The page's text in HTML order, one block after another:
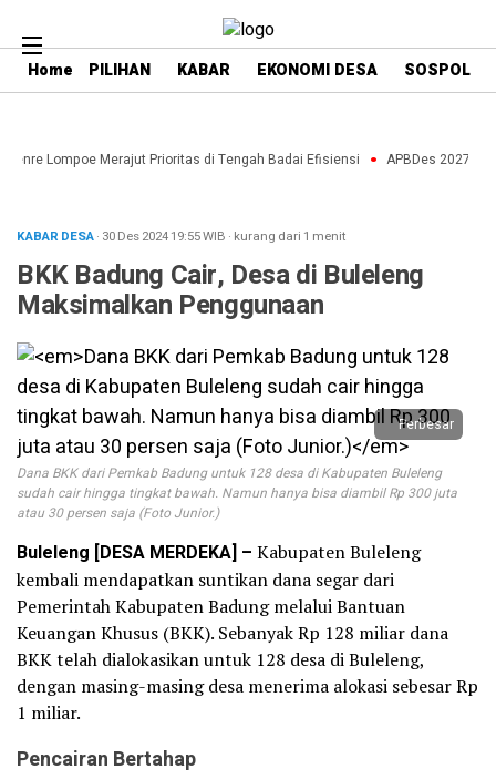
Home PILIHAN KABAR EKONOMI DESA SOSPOL
Lompoe Merajut Prioritas di Tengah Badai Efisiensi APBDes 2027:
KABAR DESA· 30 Des 202419:55WIB · kurang dari 1 menit
BKK Badung Cair, Desa di Buleleng
Maksimalkan Penggunaan
Perbesar
Dana BKK dari Pemkab Badung untuk 128 desa di Kabupaten Buleleng
sudah cair hingga tingkat bawah. Namun hanya bisa diambil Rp 300 juta
atau 30 persen saja (Foto Junior.)
Buleleng [DESA MERDEKA] – Kabupaten Buleleng
kembali mendapatkan suntikan dana segar dari
Pemerintah Kabupaten Badung melalui Bantuan
Keuangan Khusus (BKK). Sebanyak Rp 128 miliar dana
BKK telah dialokasikan untuk 128 desa di Buleleng,
dengan masing-masing desa menerima alokasi sebesar Rp
1 miliar.
Pencairan Bertahap